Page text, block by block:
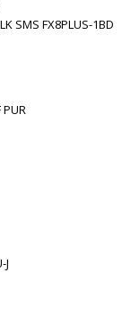
SMS FX8PLUS-1BD
PUR
J